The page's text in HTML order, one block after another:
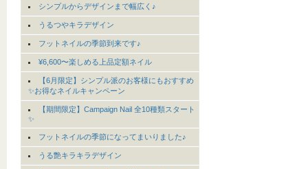
シンプルからデザインまで幅広く♪
うるつやキラデザイン
フットネイルの季節到来です♪
¥6,600〜楽しめる上品定額ネイル
【6月限定】シンプル派のお客様にもおすすめ
✨お得なネイルキャンペーン
【期間限定】Campaign Nail 全10種類スタート
✨
フットネイルの季節になってまいりました♪
うる艶キラキラデザイン